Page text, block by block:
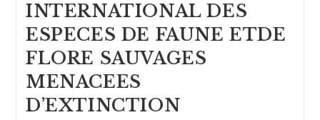
INTERNATIONAL DES
ESPECES DE FAUNE ETDE
FLORE SAUVAGES
MENACEES
D’EXTINCTION